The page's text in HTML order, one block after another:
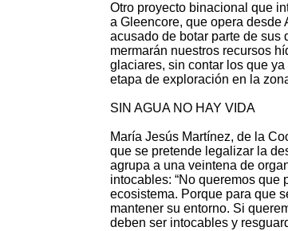
Otro proyecto binacional que
a Gleencore, que opera desde
acusado de botar parte de sus
mermarán nuestros recursos
glaciares, sin contar los que
etapa de exploración en la
SIN AGUA NO HAY VIDA
María Jesús Martínez, de la
que se pretende legalizar la
agrupa a una veintena de
intocables: “No queremos que
ecosistema. Porque para que
mantener su entorno. Si
deben ser intocables y